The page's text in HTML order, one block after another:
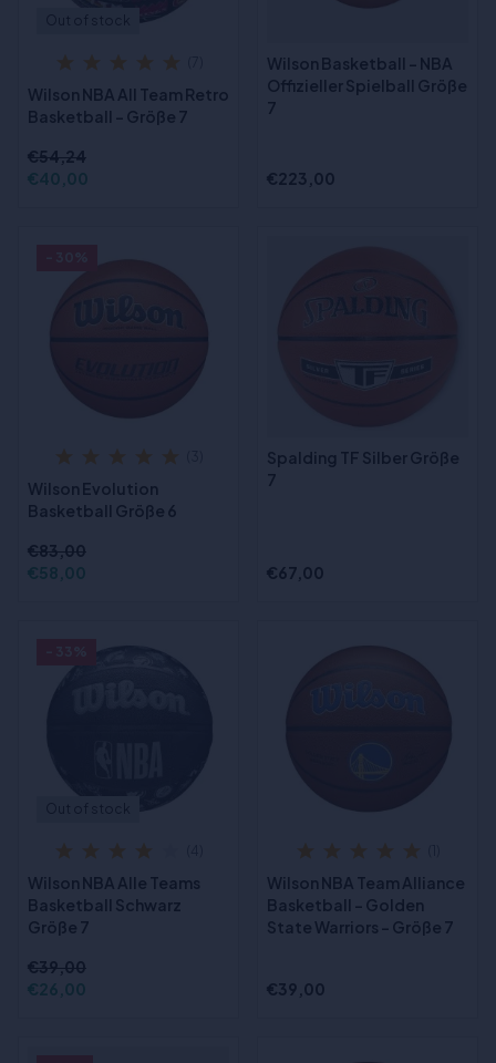
Wilson NBA All Team Retro
Basketball - Größe 7
€54,24
€40,00
Wilson Basketball - NBA
Offizieller Spielball Größe
7
€223,00
Wilson Evolution
Basketball Größe 6
€83,00
€58,00
Spalding TF Silber Größe
7
€67,00
Wilson NBA Alle Teams
Basketball Schwarz
Größe 7
€39,00
€26,00
Wilson NBA Team Alliance
Basketball - Golden
State Warriors - Größe 7
€39,00